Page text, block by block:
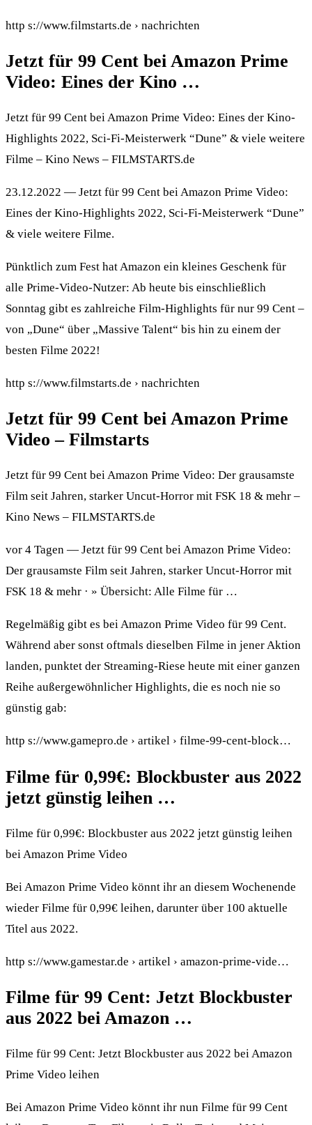
http s://www.filmstarts.de › nachrichten
Jetzt für 99 Cent bei Amazon Prime
Video: Eines der Kino …
Jetzt für 99 Cent bei Amazon Prime Video: Eines der Kino-
Highlights 2022, Sci-Fi-Meisterwerk “Dune” & viele weitere
Filme – Kino News – FILMSTARTS.de
23.12.2022 — Jetzt für 99 Cent bei Amazon Prime Video:
Eines der Kino-Highlights 2022, Sci-Fi-Meisterwerk “Dune”
& viele weitere Filme.
Pünktlich zum Fest hat Amazon ein kleines Geschenk für
alle Prime-Video-Nutzer: Ab heute bis einschließlich
Sonntag gibt es zahlreiche Film-Highlights für nur 99 Cent –
von „Dune“ über „Massive Talent“ bis hin zu einem der
besten Filme 2022!
http s://www.filmstarts.de › nachrichten
Jetzt für 99 Cent bei Amazon Prime
Video – Filmstarts
Jetzt für 99 Cent bei Amazon Prime Video: Der grausamste
Film seit Jahren, starker Uncut-Horror mit FSK 18 & mehr –
Kino News – FILMSTARTS.de
vor 4 Tagen — Jetzt für 99 Cent bei Amazon Prime Video:
Der grausamste Film seit Jahren, starker Uncut-Horror mit
FSK 18 & mehr · » Übersicht: Alle Filme für …
Regelmäßig gibt es bei Amazon Prime Video für 99 Cent.
Während aber sonst oftmals dieselben Filme in jener Aktion
landen, punktet der Streaming-Riese heute mit einer ganzen
Reihe außergewöhnlicher Highlights, die es noch nie so
günstig gab:
http s://www.gamepro.de › artikel › filme-99-cent-block…
Filme für 0,99€: Blockbuster aus 2022
jetzt günstig leihen …
Filme für 0,99€: Blockbuster aus 2022 jetzt günstig leihen
bei Amazon Prime Video
Bei Amazon Prime Video könnt ihr an diesem Wochenende
wieder Filme für 0,99€ leihen, darunter über 100 aktuelle
Titel aus 2022.
http s://www.gamestar.de › artikel › amazon-prime-vide…
Filme für 99 Cent: Jetzt Blockbuster
aus 2022 bei Amazon …
Filme für 99 Cent: Jetzt Blockbuster aus 2022 bei Amazon
Prime Video leihen
Bei Amazon Prime Video könnt ihr nun Filme für 99 Cent